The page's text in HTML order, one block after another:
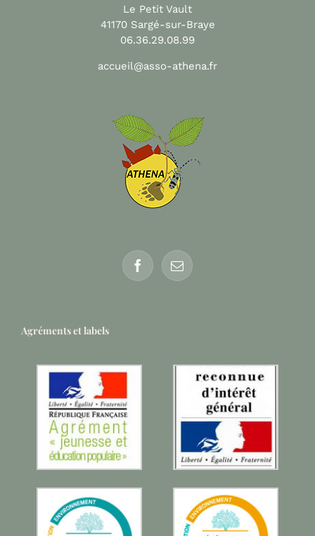
Le Petit Vault
41170 Sargé-sur-Braye
06.36.29.08.99
accueil@asso-athena.fr
Agréments et labels